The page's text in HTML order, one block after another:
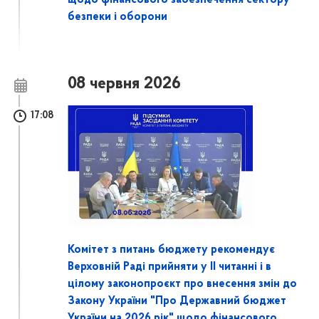
безпеки і оборони
08 червня 2026
17:08
Комітет з питань бюджету рекомендує
Верховній Раді прийняти у ІІ читанні і в
цілому законопроєкт про внесення змін до
Закону України "Про Державний бюджет